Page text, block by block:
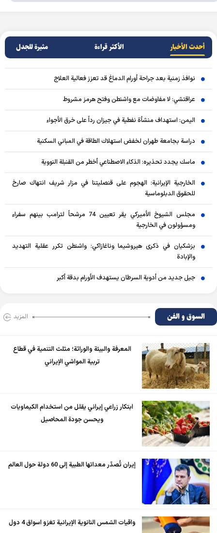
أحدث الأخبار الأکثر قراءة مثيرة للجدل
نوافذ زمنية بعد جراحة أورام الدماغ قد تعزز فعالية العلاج
عراقتشي: لا مفاوضات مع واشنطن وفتح هرمز مشروط
اليمن: استهداف منشأة نفطية في جيزان رداً على خرق الأجواء
دراسة بجامعة طهران لخفض استهلاك الطاقة في المباني السكنية
ماسك يجدد تحذيره: الذكاء الاصطناعي أخطر من القنبلة النووية
الخارجية الإيرانية: الهجوم على قنصليتنا في مزار شريف انتهاك صارخ
للحقوق الدبلوماسية
مجلس الشيوخ الأميركي يقر تعيين 74 مرشحاً لترامب بينهم سفراء
ومسؤولون في الخارجية
بزشكيان في ذكرى هيروشيما وناغازاكي: واشنطن تكرر عقلية التهديد
والإبادة
جيل جديد من أدوية السرطان يستهدف الأورام بدقة أكبر
السوق و الفن المزید
المعرفة والبيئة والوراثة؛ مثلث التنمية في قطاع
تربية المواشي الإيراني
ابتكار زراعي إيراني يقلل من استخدام الكيماويات
ويحسن جودة المحاصيل
إيران تُصدّر معداتها الطبية إلى 60 دولة حول العالم
واقيات الشمس النانوية الإيرانية تغزو اسواق 4 دول